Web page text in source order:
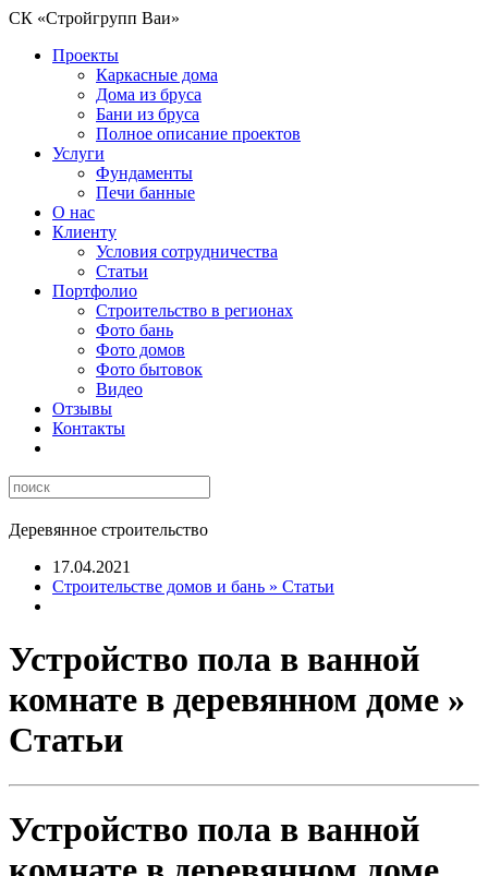
СК «Стройгрупп Ваи»
Проекты
Каркасные дома
Дома из бруса
Бани из бруса
Полное описание проектов
Услуги
Фундаменты
Печи банные
О нас
Клиенту
Условия сотрудничества
Статьи
Портфолио
Строительство в регионах
Фото бань
Фото домов
Фото бытовок
Видео
Отзывы
Контакты
Деревянное строительство
17.04.2021
Строительстве домов и бань » Статьи
Устройство пола в ванной
комнате в деревянном доме »
Статьи
Устройство пола в ванной